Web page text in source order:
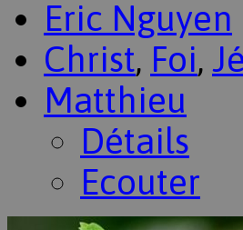
Eric Nguyen
Christ, Foi,
Matthieu
Détails
Ecouter